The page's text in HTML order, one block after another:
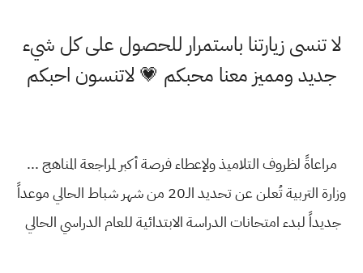
لا تنسى زيارتنا باستمرار للحصول على كل شيء
جديد ومميز معنا محبكم 💗 لاتنسون احبكم
مراعاةً لظروف التلاميذ ولإعطاء فرصة أكبر لمراجعة المناهج ...
وزارة التربية تُعلن عن تحديد الـ20 من شهر شباط الحالي موعداً
جديداً لبدء امتحانات الدراسة الابتدائية للعام الدراسي الحالي